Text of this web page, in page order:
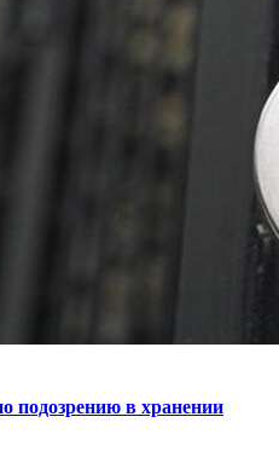
подозрению в хранении